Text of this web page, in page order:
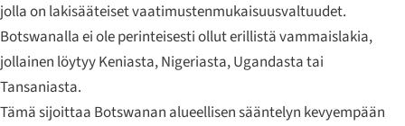
jolla on lakisääteiset vaatimustenmukaisuusvaltuudet.
Botswanalla ei ole perinteisesti ollut erillistä vammaislakia,
jollainen löytyy Keniasta, Nigeriasta, Ugandasta tai
Tansaniasta.
Tämä sijoittaa Botswanan alueellisen sääntelyn kevyempään